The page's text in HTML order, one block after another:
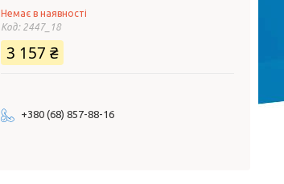
Немає в наявності
Код: 2447_18
3 157 ₴
+380 (68) 857-88-16